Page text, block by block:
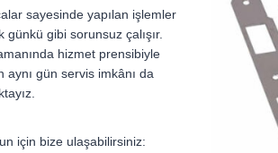
sayesinde yapılan işlemler
günkü gibi sorunsuz çalışır.
hizmet prensibiyle
aynı gün servis imkânı da
için bize ulaşabilirsiniz: